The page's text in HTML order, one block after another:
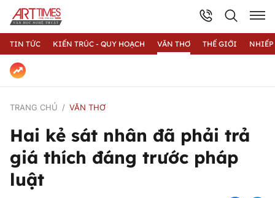
TIN TỨC KIẾN TRÚC - QUY HOẠCH VĂN THƠ THẾ GIỚI
TRANG CHỦ VĂN THƠ
Hai kẻ sát nhân đã phải trả
giá thích đáng trước pháp
luật